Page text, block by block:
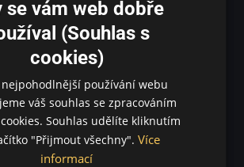
se vám web dobře
(Souhlas s
cookies)
nejpohodlnější používání webu
váš souhlas se zpracováním
Souhlas udělíte kliknutím
"Přijmout všechny". Více
informací